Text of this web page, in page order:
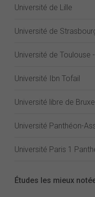
Université de Lille
Université de
Université de Toulouse
Université Ibn Tofail
Université libre de
Université Panthéon-
Université Paris 1
Études les mieux